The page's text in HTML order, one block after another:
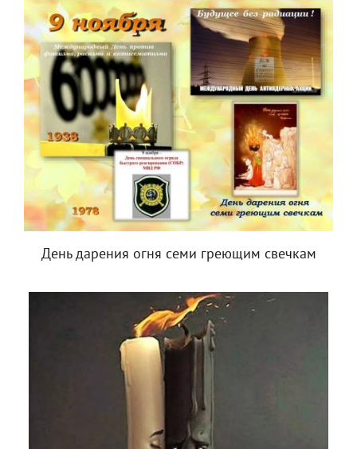
День дарения огня семи греющим свечкам